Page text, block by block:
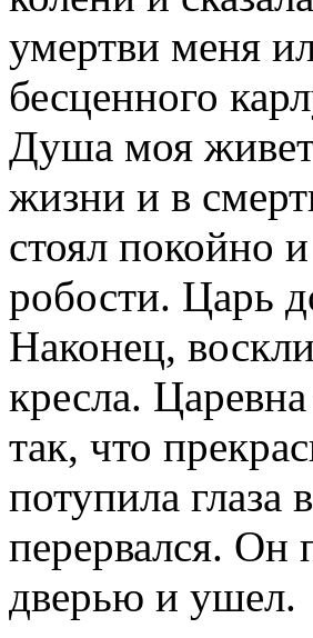
умертви меня
бесценного
Душа моя
жизни и в
стоял покойно
робости. Царь
Наконец,
кресла.
так, что
потупила
перервался. Он
дверью и ушел.